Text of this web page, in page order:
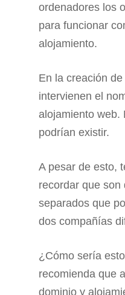
ordenadores los
para funcionar
alojamiento.
En la creación
intervienen el
alojamiento web.
podrían existir.
A pesar de esto,
recordar que son
separados que
dos compañías
¿Cómo sería
recomienda que
dominio y